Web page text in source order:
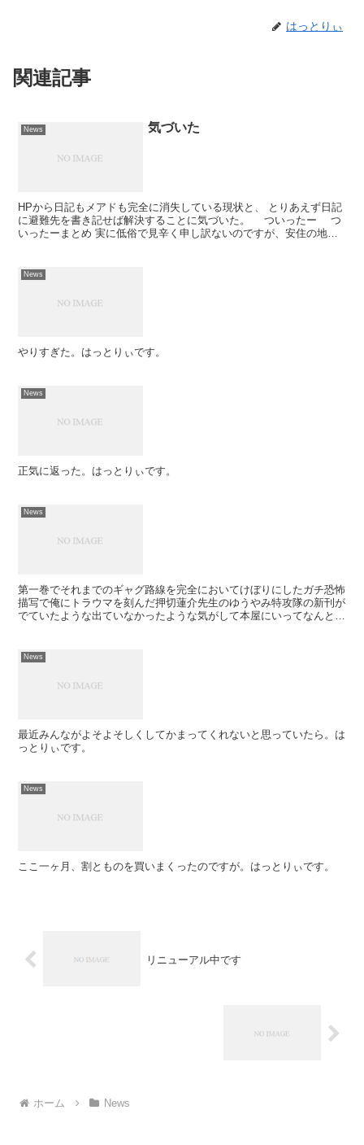
はっとりぃ
関連記事
News 気づいた
HPから日記もメアドも完全に消失している現状と、 とりあえず日記
に避難先を書き記せば解決することに気づいた。 ついったー つ
いったーまとめ 実に低俗で見辛く申し訳ないのですが、安住の地を
News
やりすぎた。はっとりぃです。
News
正気に返った。はっとりぃです。
News
第一巻でそれまでのギャグ路線を完全においてけぼりにしたガチ恐怖
描写で俺にトラウマを刻んだ押切蓮介先生のゆうやみ特攻隊の新刊が
でていたような出ていなかったような気がして本屋にいってなんとな
News
最近みんながよそよそしくしてかまってくれないと思っていたら。は
っとりぃです。
News
ここ一ヶ月、割とものを買いまくったのですが。はっとりぃです。
リニューアル中です
ホーム News